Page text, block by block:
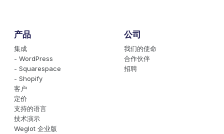
产品
集成
- WordPress
- Squarespace
- Shopify
客户
定价
支持的语言
技术演示
Weglot 企业版
公司
我们的使命
合作伙伴
招聘